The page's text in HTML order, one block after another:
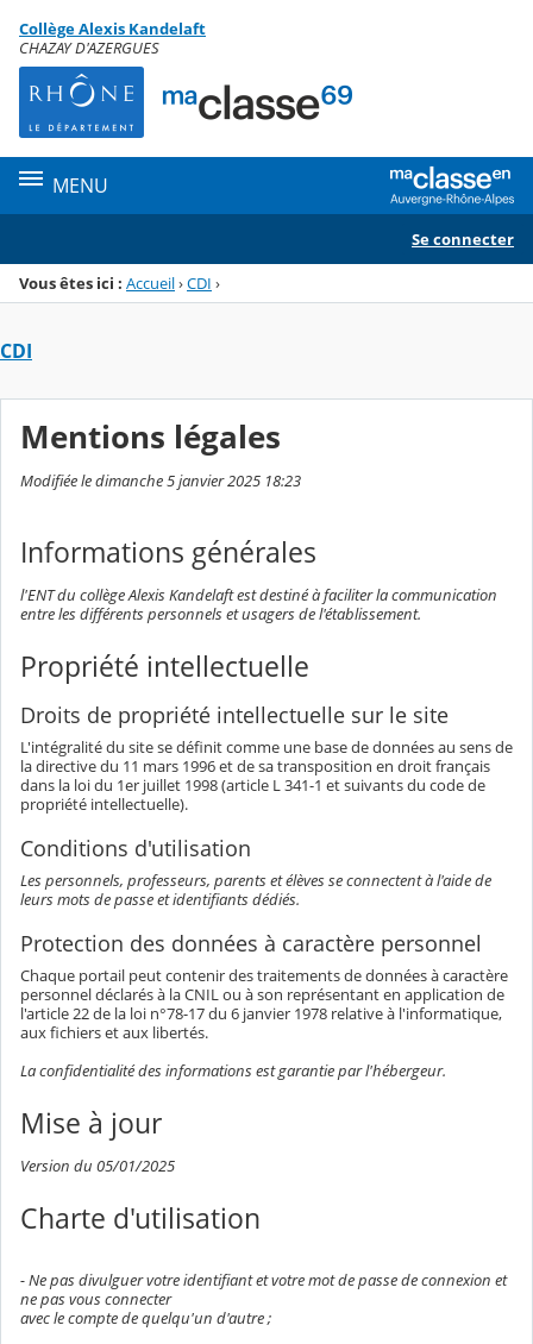
Menu de la rubrique
Contenu
Collège Alexis Kandelaft
CHAZAY D'AZERGUES
MENU
Se connecter
Vous êtes ici : Accueil›CDI ›
CDI
Mentions légales
Modifiée le dimanche 5 janvier 2025 18:23
Informations générales
l'ENT du collège Alexis Kandelaft est destiné à faciliter la communication
entre les différents personnels et usagers de l'établissement.
Propriété intellectuelle
Droits de propriété intellectuelle sur le site
L'intégralité du site se définit comme une base de données au sens de
la directive du 11 mars 1996 et de sa transposition en droit français
dans la loi du 1er juillet 1998 (article L 341-1 et suivants du code de
propriété intellectuelle).
Conditions d'utilisation
Les personnels, professeurs, parents et élèves se connectent à l'aide de
leurs mots de passe et identifiants dédiés.
Protection des données à caractère personnel
Chaque portail peut contenir des traitements de données à caractère
personnel déclarés à la CNIL ou à son représentant en application de
l'article 22 de la loi n°78-17 du 6 janvier 1978 relative à l'informatique,
aux fichiers et aux libertés.
La confidentialité des informations est garantie par l'hébergeur.
Mise à jour
Version du 05/01/2025
Charte d'utilisation
- Ne pas divulguer votre identifiant et votre mot de passe de connexion et
ne pas vous connecter
avec le compte de quelqu'un d'autre ;